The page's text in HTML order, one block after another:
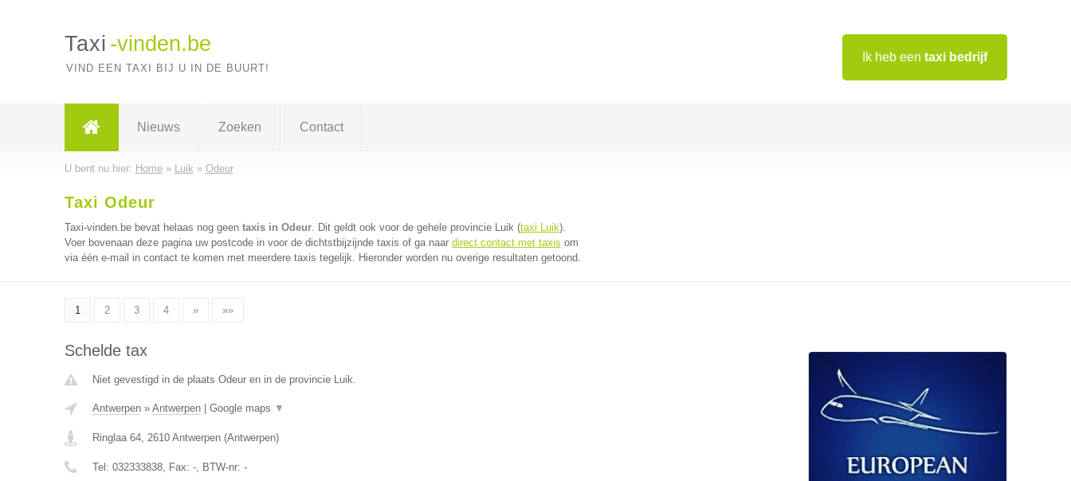
Ik heb een taxi bedrijf
Taxi -vinden.be
VIND EEN TAXI BIJ U IN DE BUURT!
Nieuws Zoeken Contact
U bent nu hier: Home» Luik » Odeur
Taxi Odeur
Taxi-vinden.be bevat helaas nog geen taxis in Odeur. Dit geldt ook voor de gehele provincie Luik (taxi Luik).
Voer bovenaan deze pagina uw postcode in voor de dichtstbijzijnde taxis of ga naar direct contact met taxis om
via één e-mail in contact te komen met meerdere taxis tegelijk. Hieronder worden nu overige resultaten getoond.
1 2 3 4 » »»
Schelde tax
Niet gevestigd in de plaats Odeur en in de provincie Luik.
Antwerpen» Antwerpen| Google maps ▼
Ringlaa 64, 2610 Antwerpen(Antwerpen)
Tel: 032333838, Fax: -, BTW-nr: -